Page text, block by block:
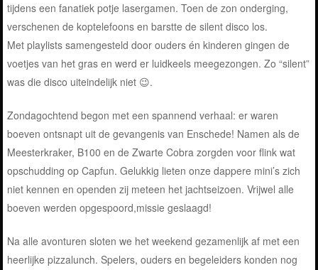
tijdens een fanatiek potje lasergamen. Toen de zon onderging,
verschenen de koptelefoons en barstte de silent disco los.
Met playlists samengesteld door ouders én kinderen gingen de
voetjes van het gras en werd er luidkeels meegezongen. Zo “silent”
was die disco uiteindelijk niet 😉.
Zondagochtend begon met een spannend verhaal: er waren
boeven ontsnapt uit de gevangenis van Enschede! Namen als de
Meesterkraker, B100 en de Zwarte Cobra zorgden voor flink wat
opschudding op Capfun. Gelukkig lieten onze dappere mini’s zich
niet kennen en openden zij meteen het jachtseizoen. Vrijwel alle
boeven werden opgespoord,missie geslaagd!
Na alle avonturen sloten we het weekend gezamenlijk af met een
heerlijke pizzalunch. Spelers, ouders en begeleiders konden nog